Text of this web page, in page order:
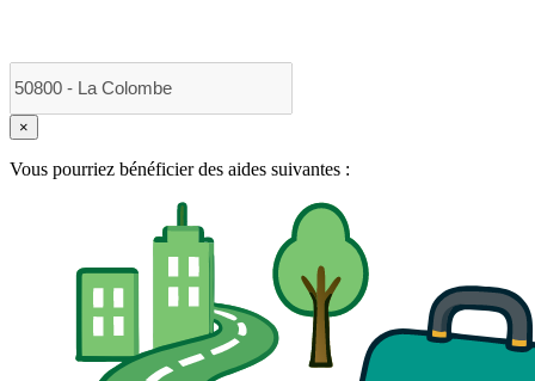
×
Vous pourriez bénéficier des aides suivantes :